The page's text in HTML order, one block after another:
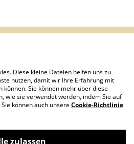
Kontakt
Cookies
Diese kleine Dateien helfen uns zu
nutzen, damit wir Ihre Erfahrung mit
können. Sie können mehr über diese
wie sie verwendet werden, indem Sie auf
können auch unsereCookie-Richtlinie
zulassen